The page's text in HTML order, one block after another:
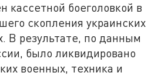
кассетной боеголовкой в
скопления украинских
В результате, по данным
было ликвидировано
военных, техника и